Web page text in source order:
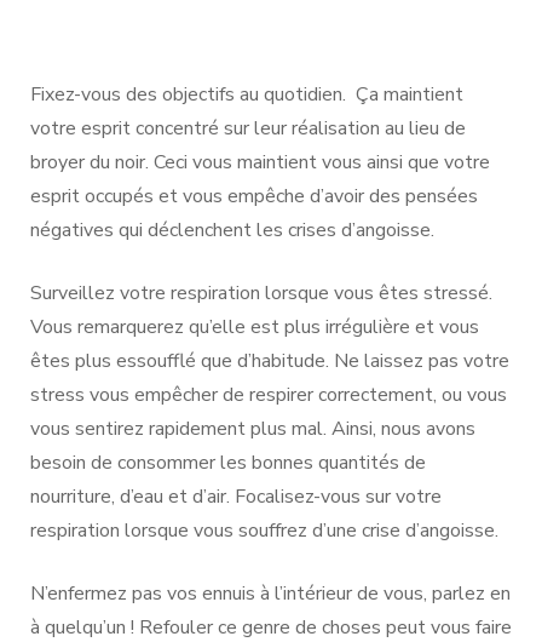
Fixez-vous des objectifs au quotidien. Ça maintient
votre esprit concentré sur leur réalisation au lieu de
broyer du noir. Ceci vous maintient vous ainsi que votre
esprit occupés et vous empêche d’avoir des pensées
négatives qui déclenchent les crises d’angoisse.
Surveillez votre respiration lorsque vous êtes stressé.
Vous remarquerez qu’elle est plus irrégulière et vous
êtes plus essoufflé que d’habitude. Ne laissez pas votre
stress vous empêcher de respirer correctement, ou vous
vous sentirez rapidement plus mal. Ainsi, nous avons
besoin de consommer les bonnes quantités de
nourriture, d’eau et d’air. Focalisez-vous sur votre
respiration lorsque vous souffrez d’une crise d’angoisse.
N’enfermez pas vos ennuis à l’intérieur de vous, parlez en
à quelqu’un ! Refouler ce genre de choses peut vous faire